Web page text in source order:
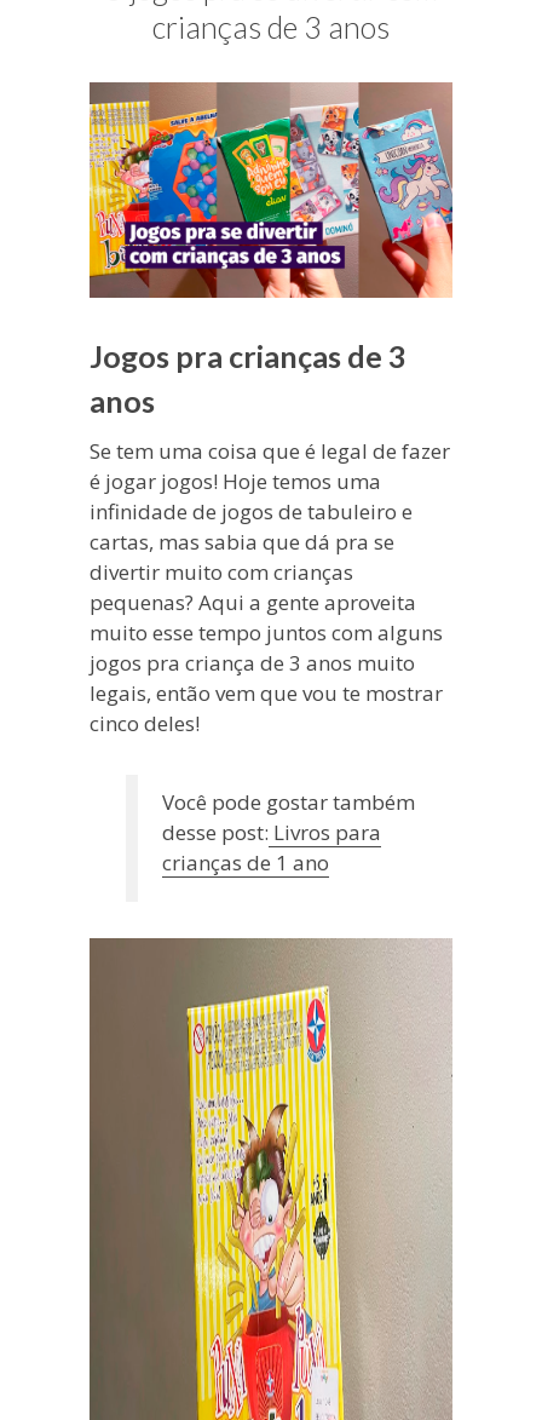
moda
antiga.
crianças de 3 anos
Jogos pra crianças de 3
anos
Se tem uma coisa que é legal de fazer
é jogar jogos! Hoje temos uma
infinidade de jogos de tabuleiro e
cartas, mas sabia que dá pra se
divertir muito com crianças
pequenas? Aqui a gente aproveita
muito esse tempo juntos com alguns
jogos pra criança de 3 anos muito
legais, então vem que vou te mostrar
cinco deles!
Você pode gostar também
desse post: Livros para
crianças de 1 ano